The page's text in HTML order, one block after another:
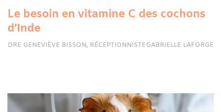
Le besoin en vitamine C des cochons
d’Inde
DRE GENEVIÈVE BISSON, RÉCEPTIONNISTEGABRIELLE LAFORGE